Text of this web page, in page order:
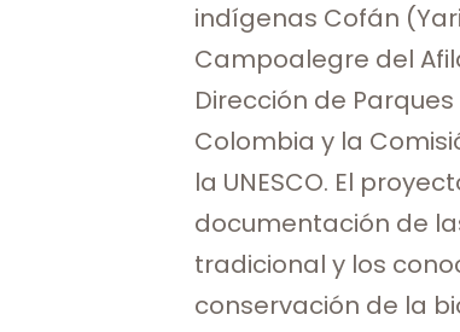
indígenas Cofán
Campoalegre del
Dirección de
Colombia y la
la UNESCO. El
documentación de
tradicional y los
conservación de la